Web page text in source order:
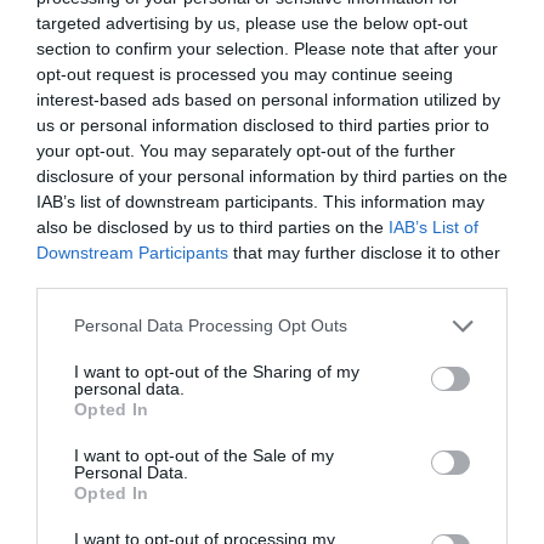
targeted advertising by us, please use the below opt-out
section to confirm your selection. Please note that after your
opt-out request is processed you may continue seeing
interest-based ads based on personal information utilized by
us or personal information disclosed to third parties prior to
your opt-out. You may separately opt-out of the further
disclosure of your personal information by third parties on the
IAB’s list of downstream participants. This information may
also be disclosed by us to third parties on the IAB’s List of
Downstream Participants that may further disclose it to other
Personal Data Processing Opt Outs
I want to opt-out of the Sharing of my
personal data.
Opted In
I want to opt-out of the Sale of my
Personal Data.
Opted In
I want to opt-out of processing my
Académica Espinho (5-2) e Sporting x FC Porto (3-3)”,
concluiu o AMAGADINHO.
“Apostas feitas, está na altura de irmos até à ementa para
hoje, vindo diretamente do Bar da nossa praia fluvial, vou
comer um belo pernil assado no forno com a respetiva
batata”.
“Muito bom!”, exclamaram eles.
“Já não é a primeira vez que lá vou buscar, sempre
excelente, beijinhos e abraços e até terça-feira”.
“Adeus Avô, bom apetite”, despediu-se a juventude.
almoço, que vai ser acompanhado por um bom tinto
alentejano.
CRÓNICAS DO BOM MALANDRO
Outras Notícias